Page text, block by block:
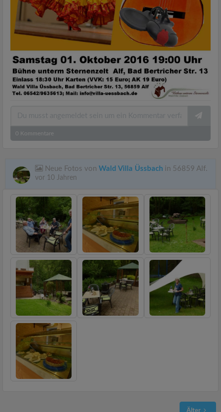
0 Kommentare
Neue Fotos von Wald Villa Üssbach in 56859 Alf.
vor 10 Jahren